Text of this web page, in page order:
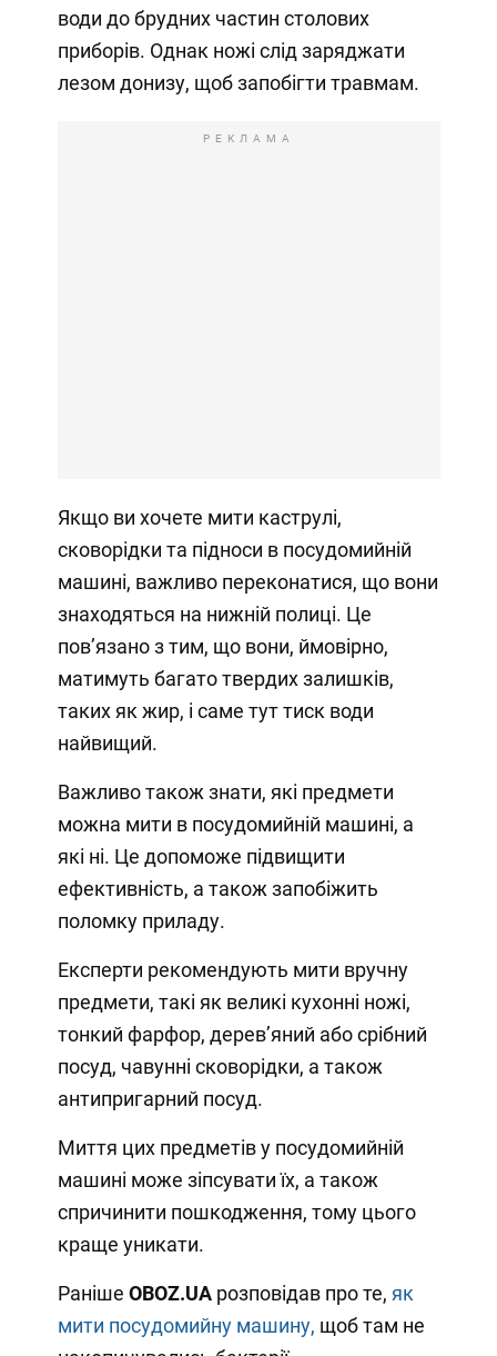
води до брудних частин столових
приборів. Однак ножі слід заряджати
лезом донизу, щоб запобігти травмам.
РЕКЛАМА
Якщо ви хочете мити каструлі,
сковорідки та підноси в посудомийній
машині, важливо переконатися, що вони
знаходяться на нижній полиці. Це
пов’язано з тим, що вони, ймовірно,
матимуть багато твердих залишків,
таких як жир, і саме тут тиск води
найвищий.
Важливо також знати, які предмети
можна мити в посудомийній машині, а
які ні. Це допоможе підвищити
ефективність, а також запобіжить
поломку приладу.
Експерти рекомендують мити вручну
предмети, такі як великі кухонні ножі,
тонкий фарфор, дерев’яний або срібний
посуд, чавунні сковорідки, а також
антипригарний посуд.
Миття цих предметів у посудомийній
машині може зіпсувати їх, а також
спричинити пошкодження, тому цього
краще уникати.
Раніше OBOZ.UA розповідав про те, як
мити посудомийну машину, щоб там не